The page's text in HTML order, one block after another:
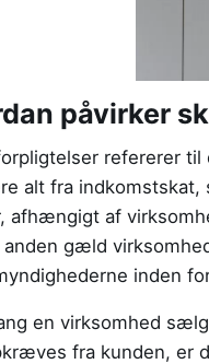
påvirker
refererer til
alt fra
afhængigt af
gæld
inden
en virksomhed
fra kunden, er